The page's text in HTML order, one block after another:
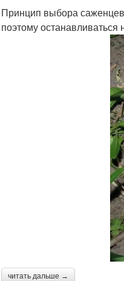
Принцип выбора саженцев
поэтому останавливаться
читать дальше →